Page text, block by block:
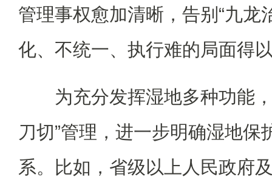
管理事权愈加清晰，告别“九龙
化、不统一、执行难的局面得
为充分发挥湿地多种功能
刀切”管理，进一步明确湿地保
系。比如，省级以上人民政府